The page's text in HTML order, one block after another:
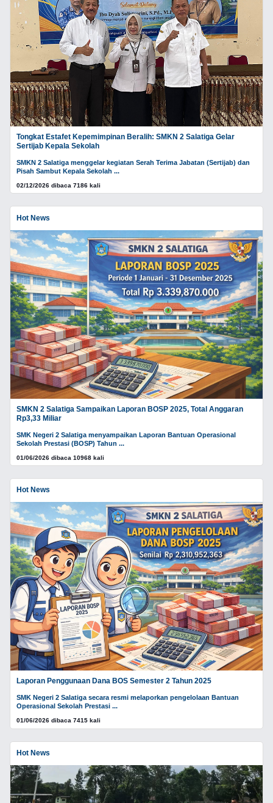
Tongkat Estafet Kepemimpinan Beralih: SMKN 2 Salatiga Gelar
Sertijab Kepala Sekolah
SMKN 2 Salatiga menggelar kegiatan Serah Terima Jabatan (Sertijab) dan
Pisah Sambut Kepala Sekolah ...
02/12/2026 dibaca 7186 kali
Hot News
SMKN 2 Salatiga Sampaikan Laporan BOSP 2025, Total Anggaran
Rp3,33 Miliar
SMK Negeri 2 Salatiga menyampaikan Laporan Bantuan Operasional
Sekolah Prestasi (BOSP) Tahun ...
01/06/2026 dibaca 10968 kali
Hot News
Laporan Penggunaan Dana BOS Semester 2 Tahun 2025
SMK Negeri 2 Salatiga secara resmi melaporkan pengelolaan Bantuan
Operasional Sekolah Prestasi ...
01/06/2026 dibaca 7415 kali
Hot News